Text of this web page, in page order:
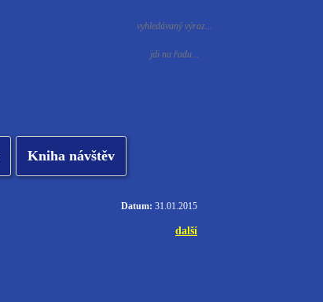
Kniha návštěv
Datum: 31.01.2015
další